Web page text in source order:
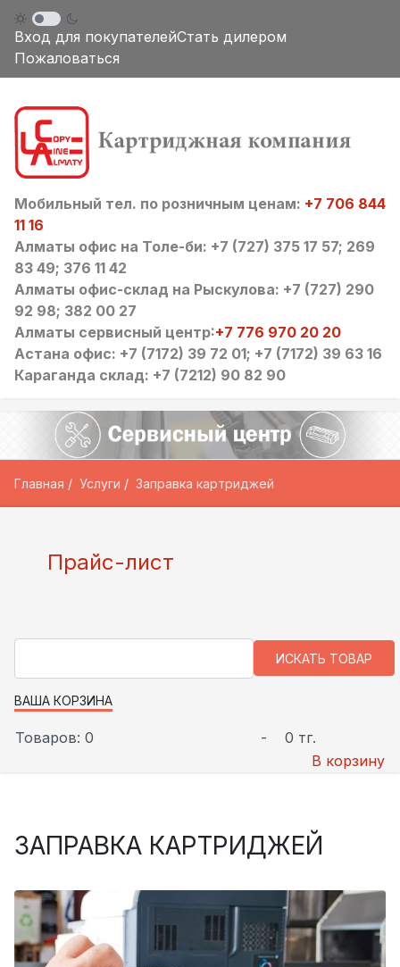
Вход для покупателейСтать дилером
Пожаловаться
Мобильный тел. по розничным ценам: +7 706 844
11 16
Алматы офис на Толе-би: +7 (727) 375 17 57; 269
83 49; 376 11 42
Алматы офис-склад на Рыскулова: +7 (727) 290
92 98; 382 00 27
Алматы сервисный центр:+7 776 970 20 20
Астана офис: +7 (7172) 39 72 01; +7 (7172) 39 63 16
Караганда склад: +7 (7212) 90 82 90
Главная Услуги Заправка картриджей
Прайс-лист
ВАША КОРЗИНА
Товаров: 0 -
0 тг.
В корзину
ЗАПРАВКА КАРТРИДЖЕЙ